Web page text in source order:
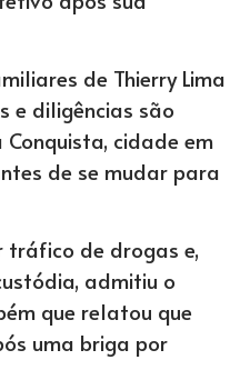
de Thierry Lima
e diligências são
cidade em
de se mudar para
de drogas e,
admitiu o
que relatou que
uma briga por